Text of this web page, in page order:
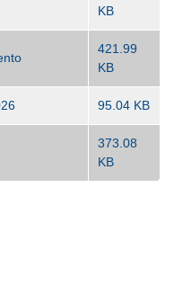
KB
421.99
KB
95.04 KB
373.08
KB